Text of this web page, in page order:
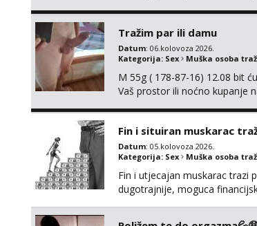
Tražim par ili damu
Datum: 06.kolovoza 2026.
Kategorija: Sex Muška osoba
M 55g ( 178-87-16) 12.08 bit
Vaš prostor ili noćno kupanje
Fin i situiran muskarac
Datum: 05.kolovoza 2026.
Kategorija: Sex Muška osoba
Fin i utjecajan muskarac trazi
dugotrajnije, moguca